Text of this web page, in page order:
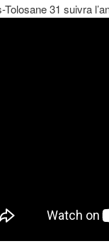
Tolosane 31 suivra